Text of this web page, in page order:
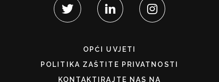
OPĆI UVJETI
POLITIKA ZAŠTITE PRIVATNOSTI
KONTAKTIRAJTE NAS NA